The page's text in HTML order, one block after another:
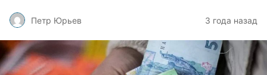
Петр Юрьев 3 года назад